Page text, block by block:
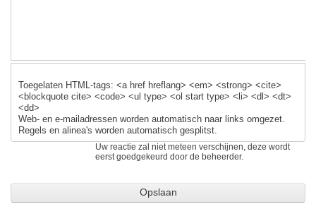
Toegelaten HTML-tags: <a href hreflang> <em> <strong> <cite>
<blockquote cite> <code> <ul type> <ol start type> <li> <dl> <dt>
<dd>
Web- en e-mailadressen worden automatisch naar links omgezet.
Regels en alinea's worden automatisch gesplitst.
Uw reactie zal niet meteen verschijnen, deze wordt
eerst goedgekeurd door de beheerder.